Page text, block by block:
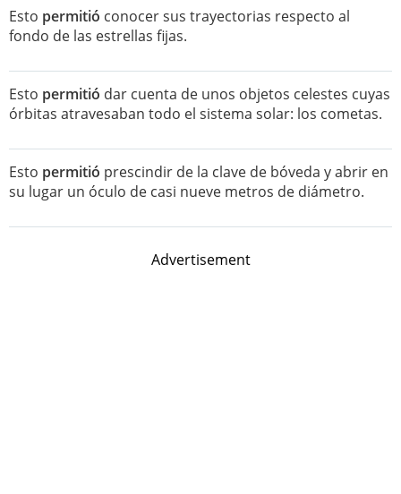
Esto permitió conocer sus trayectorias respecto al
fondo de las estrellas fijas.
Esto permitió dar cuenta de unos objetos celestes cuyas
órbitas atravesaban todo el sistema solar: los cometas.
Esto permitió prescindir de la clave de bóveda y abrir en
su lugar un óculo de casi nueve metros de diámetro.
Advertisement